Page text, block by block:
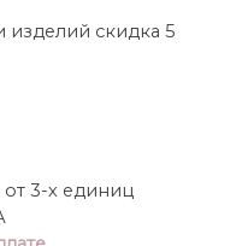
длиной ¾.
на петлю и
колене и по низу
и наклонные
и пуговицу.
изделий скидка 5
от 3-х единиц